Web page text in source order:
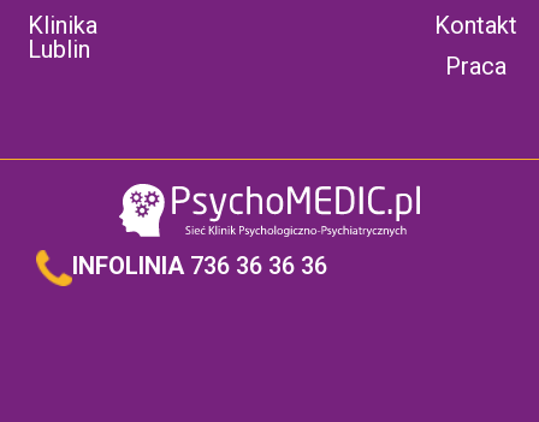
Klinika
Lublin
Kontakt
Praca
INFOLINIA 736 36 36 36